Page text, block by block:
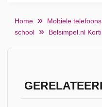
Home Mobiele telefoons
school
Belsimpel.nl